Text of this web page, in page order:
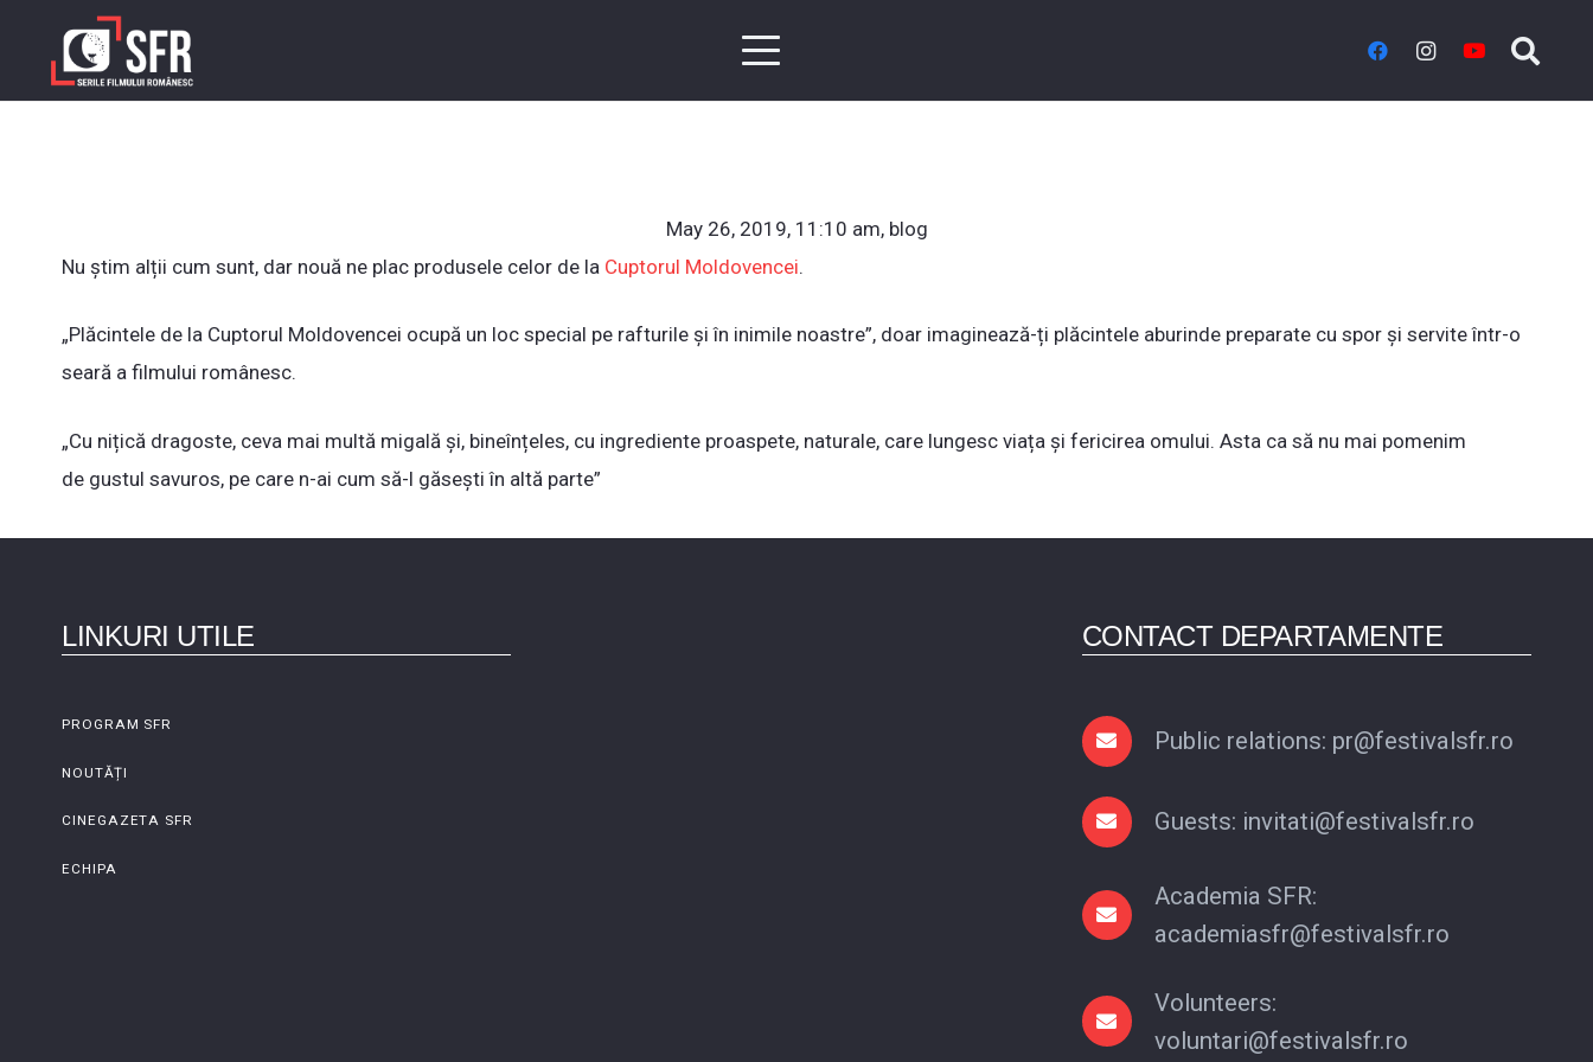
May 26, 2019,11:10 am, blog
Nu știm alții cum sunt, dar nouă ne plac produsele celor de la Cuptorul Moldovencei.
„Plăcintele de la Cuptorul Moldovencei ocupă un loc special pe rafturile și în inimile noastre”, doar imaginează-ți plăcintele aburinde preparate cu spor și servite într-o
seară a filmului românesc.
„Cu nițică dragoste, ceva mai multă migală și, bineînțeles, cu ingrediente proaspete, naturale, care lungesc viața și fericirea omului. Asta ca să nu mai pomenim
de gustul savuros, pe care n-ai cum să-l găsești în altă parte”
LINKURI UTILE
PROGRAM SFR
NOUTĂȚI
CINEGAZETA SFR
ECHIPA
CONTACT DEPARTAMENTE
Public relations: pr@festivalsfr.ro
Guests: invitati@festivalsfr.ro
Academia SFR:
academiasfr@festivalsfr.ro
Volunteers:
voluntari@festivalsfr.ro